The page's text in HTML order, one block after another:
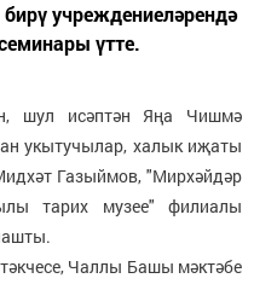
учреждениеләрендә
үтте.
шул исәптән Яңа Чишмә
укытучылар, халык иҗаты
Газыймов, "Мирхәйдәр
тарих музее" филиалы
Чаллы Башы мәктәбе